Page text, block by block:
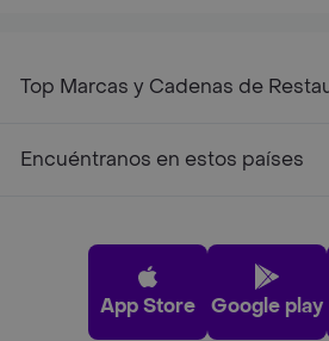
Top Marcas y Cadenas de
Encuéntranos en estos países
App Store Google play